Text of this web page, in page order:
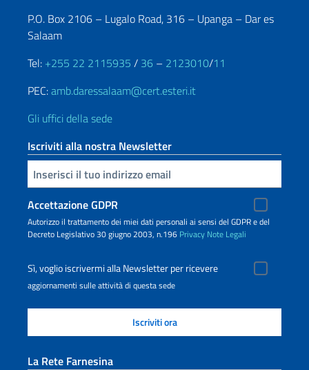
P.O. Box 2106 – Lugalo Road, 316 – Upanga – Dar es
Salaam
Tel: +255 22 2115935 / 36 – 2123010/11
PEC:amb.daressalaam@cert.esteri.it
Gli uffici della sede
Iscriviti alla nostra Newsletter
Inserisci la tua email
Accettazione GDPR
Autorizzo il trattamento dei miei dati personali ai sensi del GDPR e del
Decreto Legislativo 30 giugno 2003, n.196 Privacy Note Legali
Sì, voglio iscrivermi alla Newsletter per ricevere
aggiornamenti sulle attività di questa sede
La Rete Farnesina